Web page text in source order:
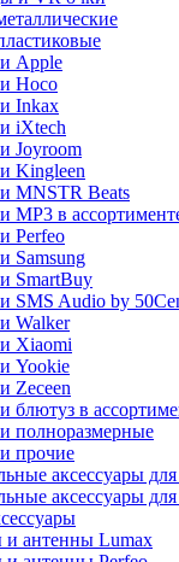
Apple
Hoco
Inkax
iXtech
Joyroom
Kingleen
MNSTR Beats
MP3 в
Perfeo
Samsung
SmartBuy
SMS Audio by
Walker
Xiaomi
Yookie
Zeceen
блютуз в
полноразмерные
прочие
аксессуары
аксессуары
и антенны Lumax